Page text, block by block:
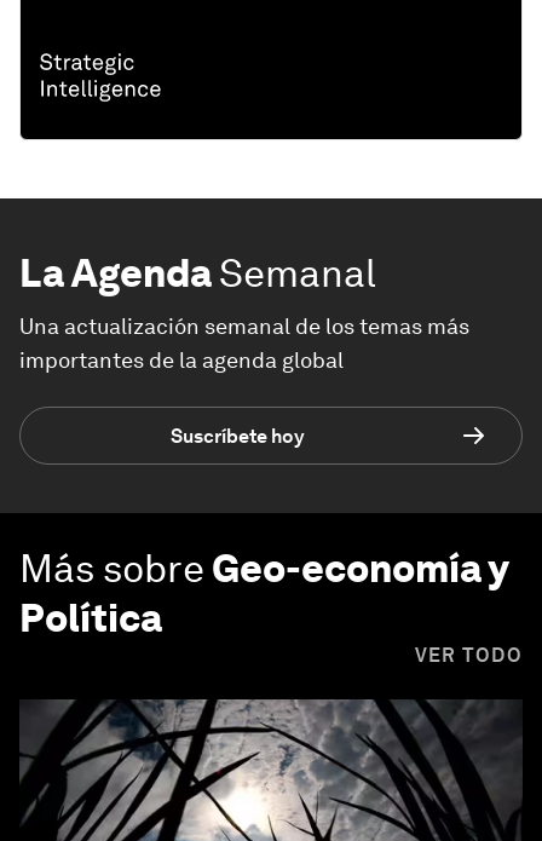
La AgendaSemanal
Una actualización semanal de los temas más
importantes de la agenda global
Suscríbete hoy
Más sobre Geo-economía y
Política
VER TODO